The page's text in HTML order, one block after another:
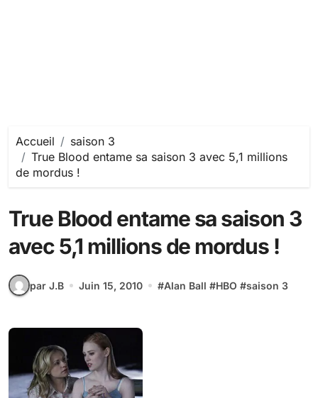
Accueil
saison 3
True Blood entame sa saison 3 avec 5,1 millions
de mordus !
True Blood entame sa saison 3
avec 5,1 millions de mordus !
par J.B Juin 15, 2010 #Alan Ball #HBO #saison 3